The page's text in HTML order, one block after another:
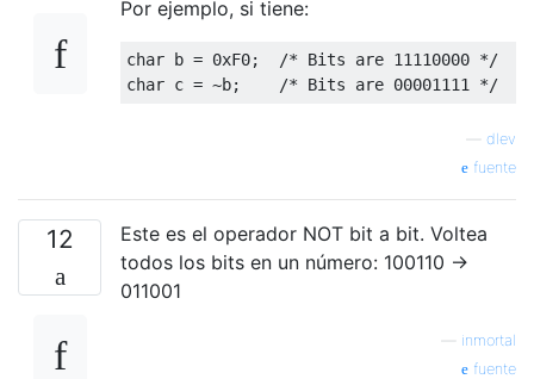
Por ejemplo, si tiene:
char b = 0xF0;
/* Bits are 11110000 */
char c = ~b; /* Bits are 00001111 */
dlev
fuente
12
Este es el operador NOT bit a bit. Voltea
todos los bits en un número: 100110 ->
011001
inmortal
fuente